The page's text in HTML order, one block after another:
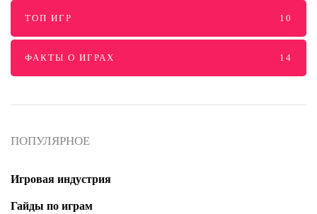
ТОП ИГР 10
ФАКТЫ О ИГРАХ 14
ПОПУЛЯРНОЕ
Игровая индустрия
Гайды по играм